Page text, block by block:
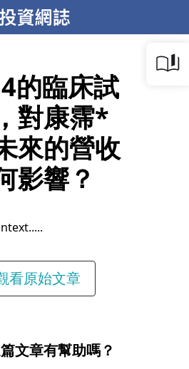
的臨床試
對康霈*
來的營收
影響？
看原始文章
文章有幫助嗎？